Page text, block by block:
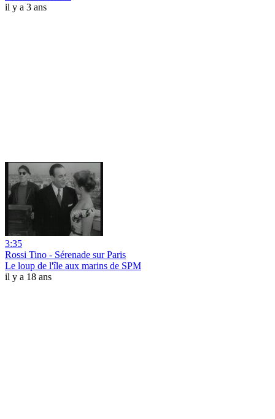
il y a 3 ans
3:35
Rossi Tino - Sérenade sur Paris
Le loup de l'île aux marins de SPM
il y a 18 ans